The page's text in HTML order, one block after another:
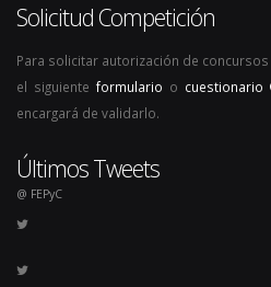
Solicitud Competición
Para solicitar autorización de
el siguiente formulario o cuestionario
encargará de validarlo.
Últimos Tweets
@ FEPyC